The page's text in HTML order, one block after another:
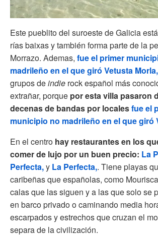
Este pueblito del suroeste de Galicia
rías baixas y también forma parte de la
Morrazo. Ademas, fue el primer
madrileño en el que giró Vetusta Morla,
grupos deindie rock español más
extrañar, porque por esta villa pasaron
decenas de bandas por localesfue el
municipio no madrileño en el que giró
En el centro hay restaurantes en los
comer de lujo por un buen precio: La
Perfecta,y La Perfecta,. Tiene playas
caribeñas que españolas, como
calas que las siguen y a las que solo se
en barco privado o caminando media
escarpados y estrechos que cruzan el
separa de la civilización.